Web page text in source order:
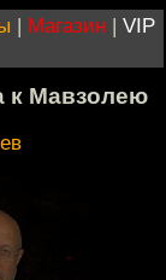
| Магазин | VIP
к Мавзолею